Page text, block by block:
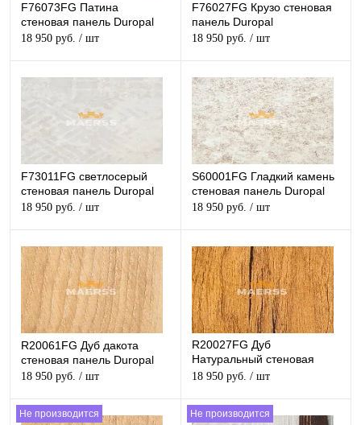
F76073FG Патина
стеновая панель Duropal
18 950 руб. / шт
F76027FG Крузо стеновая
панель Duropal
18 950 руб. / шт
F73011FG светлосерый
стеновая панель Duropal
18 950 руб. / шт
S60001FG Гладкий камень
стеновая панель Duropal
18 950 руб. / шт
R20061FG Дуб дакота
стеновая панель Duropal
18 950 руб. / шт
R20027FG Дуб
Натуральный стеновая
панель Duropal
18 950 руб. / шт
Не производится Не производится